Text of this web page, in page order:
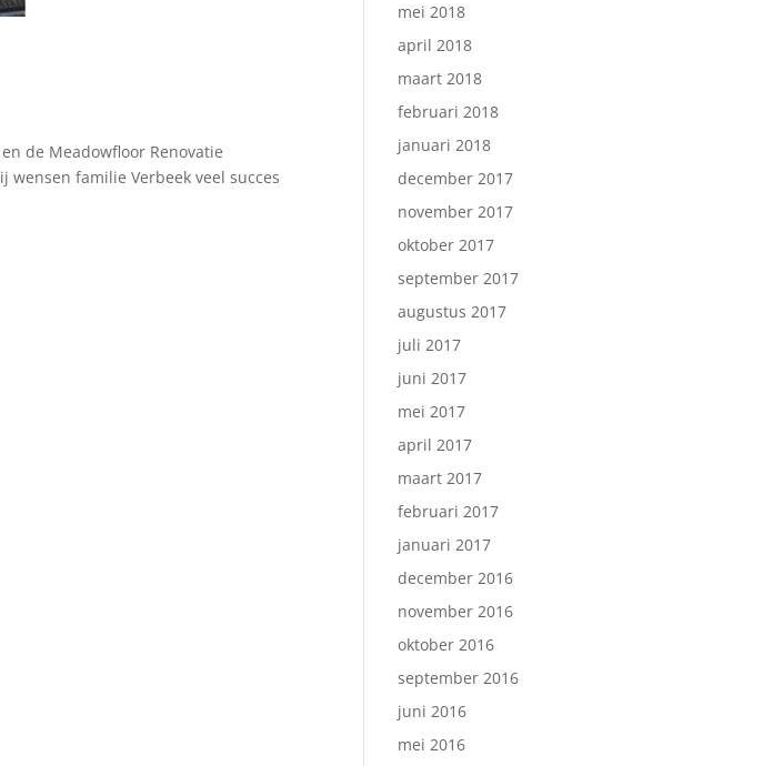
de Meadowfloor Renovatie
familie Verbeek veel succes
mei 2018
april 2018
maart 2018
februari 2018
januari 2018
december 2017
november 2017
oktober 2017
september 2017
augustus 2017
juli 2017
juni 2017
mei 2017
april 2017
maart 2017
februari 2017
januari 2017
december 2016
november 2016
oktober 2016
september 2016
juni 2016
mei 2016